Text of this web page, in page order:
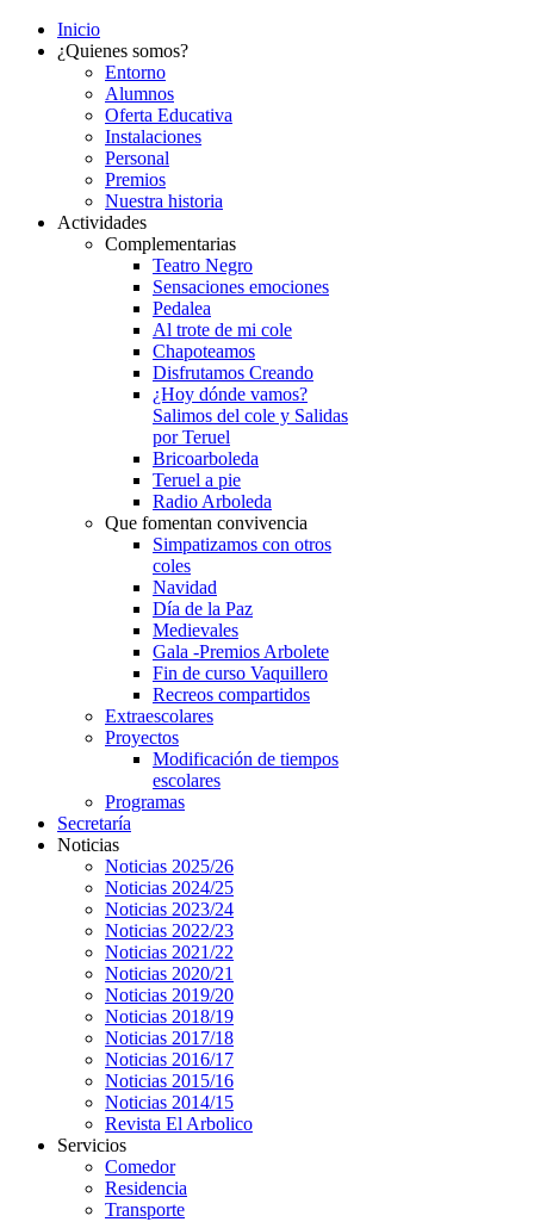
Inicio
¿Quienes somos?
Entorno
Alumnos
Oferta Educativa
Instalaciones
Personal
Premios
Nuestra historia
Actividades
Complementarias
Teatro Negro
Sensaciones emociones
Pedalea
Al trote de mi cole
Chapoteamos
Disfrutamos Creando
¿Hoy dónde vamos?
Salimos del cole y Salidas
por Teruel
Bricoarboleda
Teruel a pie
Radio Arboleda
Que fomentan convivencia
Simpatizamos con otros
coles
Navidad
Día de la Paz
Medievales
Gala -Premios Arbolete
Fin de curso Vaquillero
Recreos compartidos
Extraescolares
Proyectos
Modificación de tiempos
escolares
Programas
Secretaría
Noticias
Noticias 2025/26
Noticias 2024/25
Noticias 2023/24
Noticias 2022/23
Noticias 2021/22
Noticias 2020/21
Noticias 2019/20
Noticias 2018/19
Noticias 2017/18
Noticias 2016/17
Noticias 2015/16
Noticias 2014/15
Revista El Arbolico
Servicios
Comedor
Residencia
Transporte